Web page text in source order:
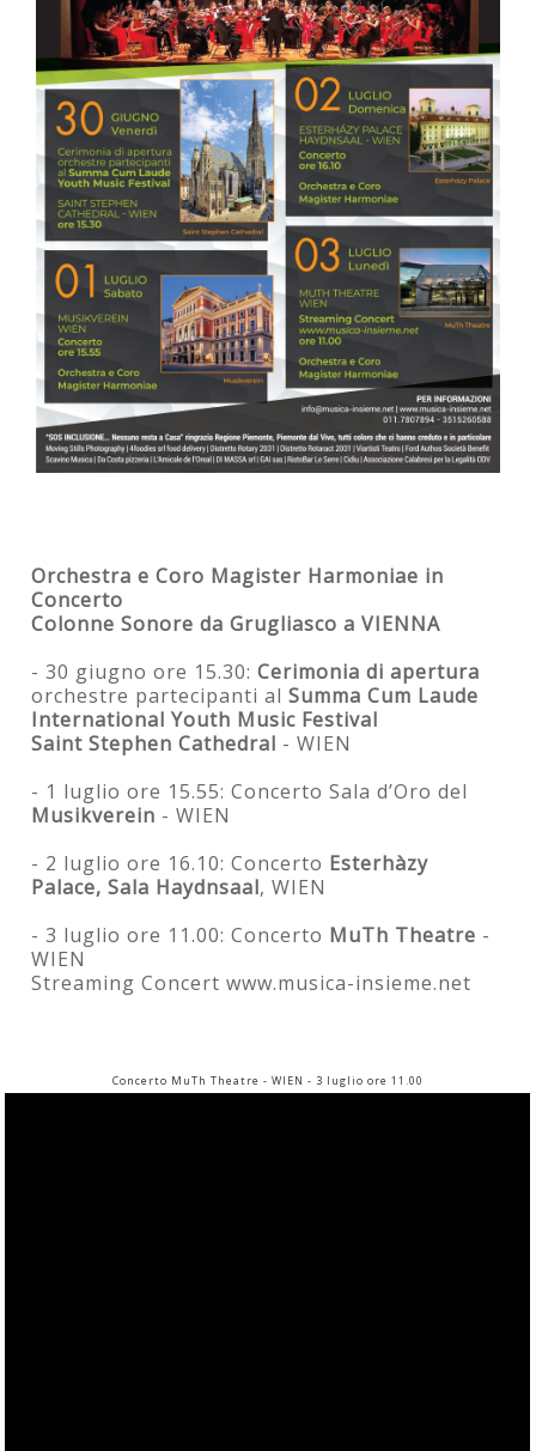
Orchestra e Coro Magister Harmoniae in
Concerto
Colonne Sonore da Grugliasco a VIENNA
- 30 giugno ore 15.30:Cerimonia di apertura
orchestre partecipanti alSumma Cum Laude
International Youth Music Festival
Saint Stephen Cathedral - WIEN
- 1 luglio ore 15.55: Concerto Sala d’Oro del
Musikverein - WIEN
- 2 luglio ore 16.10: Concerto Esterhàzy
Palace, Sala Haydnsaal, WIEN
- 3 luglio ore 11.00: Concerto MuTh Theatre -
WIEN
Streaming Concert www.musica-insieme.net
Concerto MuTh Theatre - WIEN - 3 luglio ore 11.00